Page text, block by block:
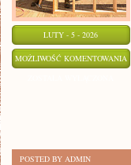
LUTY - 5 - 2026
MOŻLIWOŚĆ KOMENTOWANIA
POSTED BY ADMIN